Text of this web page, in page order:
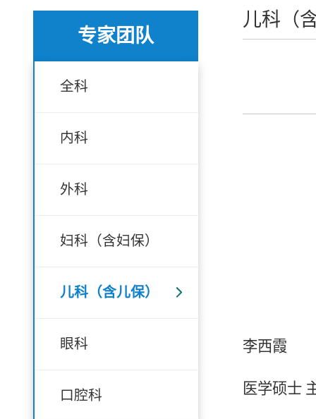
专家团队
全科
内科
外科
妇科（含妇保）
儿科（含儿保）
眼科
口腔科
儿科（
李西霞
医学硕士